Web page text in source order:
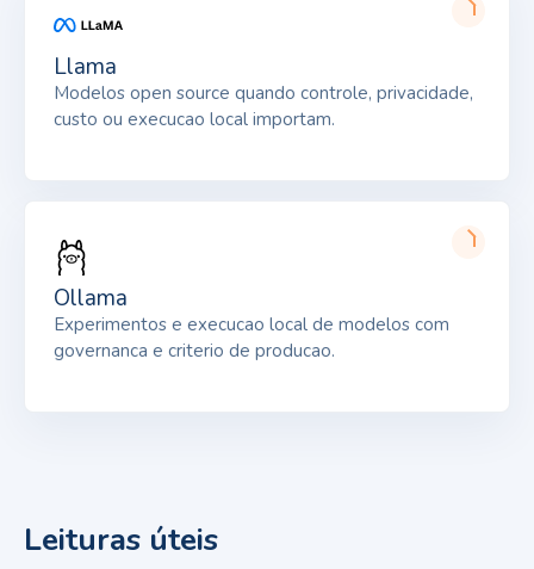
Llama
Modelos open source quando controle, privacidade,
custo ou execucao local importam.
Ollama
Experimentos e execucao local de modelos com
governanca e criterio de producao.
Leituras úteis